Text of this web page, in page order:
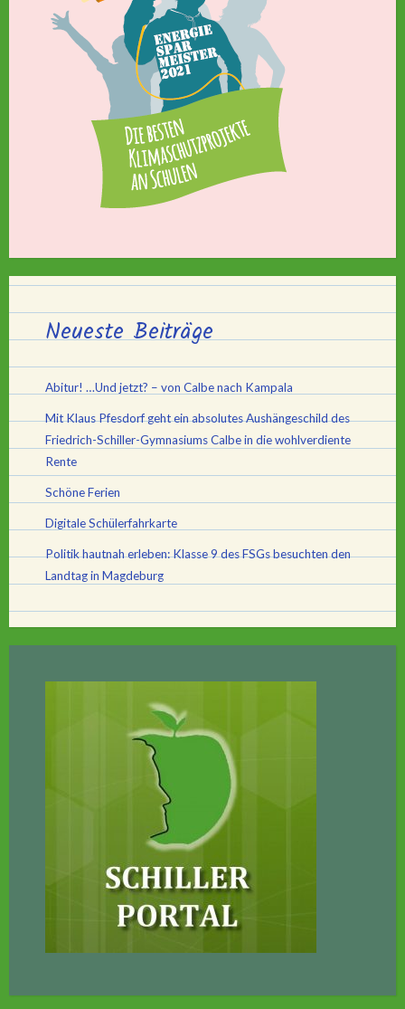
Neueste Beiträge
Abitur! …Und jetzt? – von Calbe nach Kampala
Mit Klaus Pfesdorf geht ein absolutes Aushängeschild des
Friedrich-Schiller-Gymnasiums Calbe in die wohlverdiente
Rente
Schöne Ferien
Digitale Schülerfahrkarte
Politik hautnah erleben: Klasse 9 des FSGs besuchten den
Landtag in Magdeburg